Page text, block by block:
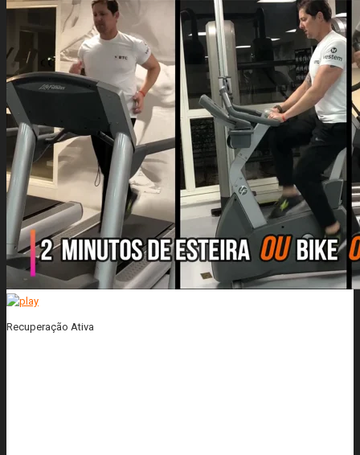
Recuperação Ativa